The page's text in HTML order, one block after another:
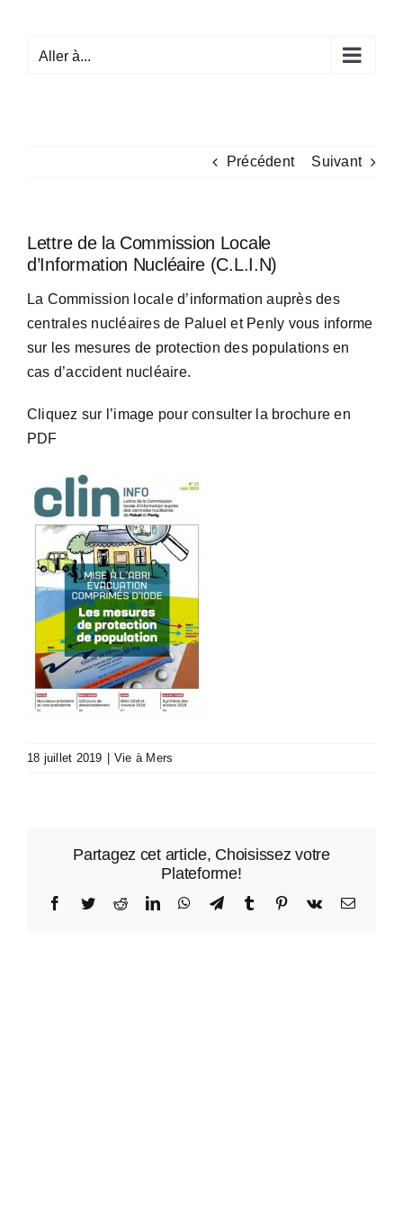
contenuAller à...
Précédent Suivant
Lettre de la Commission Locale
d’Information Nucléaire (C.L.I.N)
La Commission locale d’information auprès des
centrales nucléaires de Paluel et Penly vous informe
sur les mesures de protection des populations en
cas d’accident nucléaire.
Cliquez sur l’image pour consulter la brochure en
PDF
18 juillet 2019 Vie à Mers
Partagez cet article, Choisissez votre
Plateforme!
Facebook
TwitterRedditLinkedInWhatsApp
TelegramTumblr Pinterest
Vk Email